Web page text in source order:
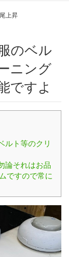
尾上昇
ニング
ですよ
ルト等のクリ
論それはお品
ですので常に